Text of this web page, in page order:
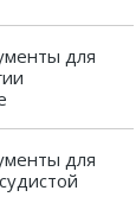
для
для